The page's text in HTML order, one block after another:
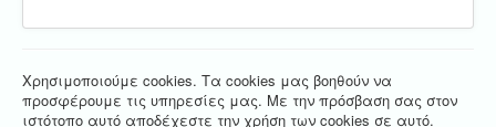
Χρησιμοποιούμε cookies. Τα cookies μας βοηθούν να
προσφέρουμε τις υπηρεσίες μας. Με την πρόσβαση σας στον
ιστότοπο αυτό αποδέχεστε την χρήση των cookies σε αυτό.